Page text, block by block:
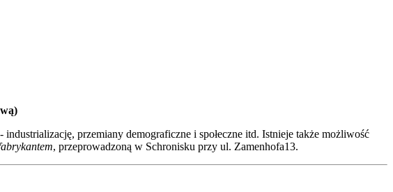
przemiany demograficzne i społeczne itd. Istnieje także możliwość
, przeprowadzoną w Schronisku przy ul. Zamenhofa13.